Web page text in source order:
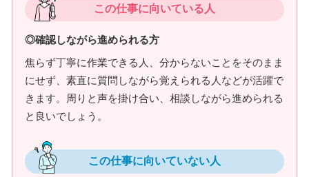
この仕事に向いている人
◎確認しながら進められる方
焦らず丁寧に作業できる人、分からないことをそのまま
にせず、素直に質問しながら覚えられる人などが活躍で
きます。周りと声を掛け合い、相談しながら進められる
と良いでしょう。
この仕事に向いていない人